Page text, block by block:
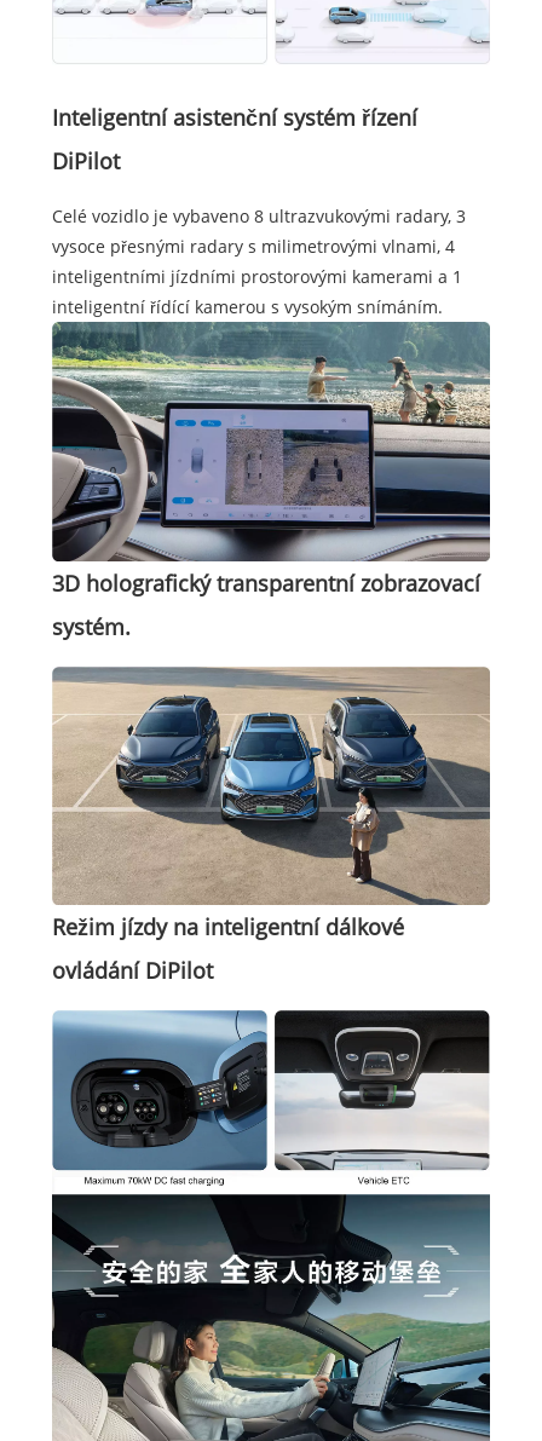
Inteligentní asistenční systém řízení
DiPilot
Celé vozidlo je vybaveno 8 ultrazvukovými radary, 3
vysoce přesnými radary s milimetrovými vlnami, 4
inteligentními jízdními prostorovými kamerami a 1
inteligentní řídící kamerou s vysokým snímáním.
3D holografický transparentní zobrazovací
systém.
Režim jízdy na inteligentní dálkové
ovládání DiPilot